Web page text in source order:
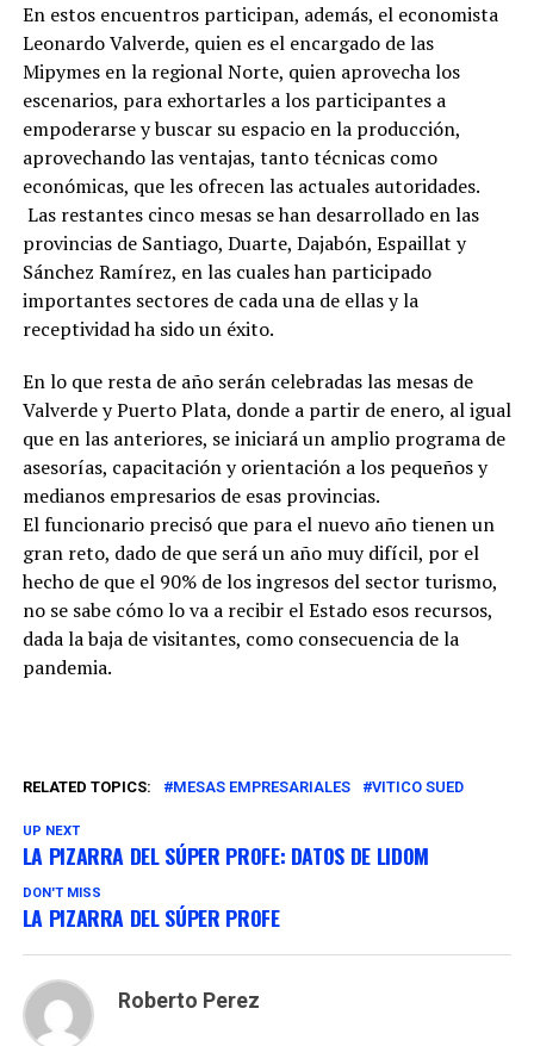
En estos encuentros participan, además, el economista
Leonardo Valverde, quien es el encargado de las
Mipymes en la regional Norte, quien aprovecha los
escenarios, para exhortarles a los participantes a
empoderarse y buscar su espacio en la producción,
aprovechando las ventajas, tanto técnicas como
económicas, que les ofrecen las actuales autoridades.
Las restantes cinco mesas se han desarrollado en las
provincias de Santiago, Duarte, Dajabón, Espaillat y
Sánchez Ramírez, en las cuales han participado
importantes sectores de cada una de ellas y la
receptividad ha sido un éxito.
En lo que resta de año serán celebradas las mesas de
Valverde y Puerto Plata, donde a partir de enero, al igual
que en las anteriores, se iniciará un amplio programa de
asesorías, capacitación y orientación a los pequeños y
medianos empresarios de esas provincias.
El funcionario precisó que para el nuevo año tienen un
gran reto, dado de que será un año muy difícil, por el
hecho de que el 90% de los ingresos del sector turismo,
no se sabe cómo lo va a recibir el Estado esos recursos,
dada la baja de visitantes, como consecuencia de la
pandemia.
RELATED TOPICS: MESAS EMPRESARIALES VITICO SUED
UP NEXT
LA PIZARRA DEL SÚPER PROFE: DATOS DE LIDOM
DON'T MISS
LA PIZARRA DEL SÚPER PROFE
Roberto Perez